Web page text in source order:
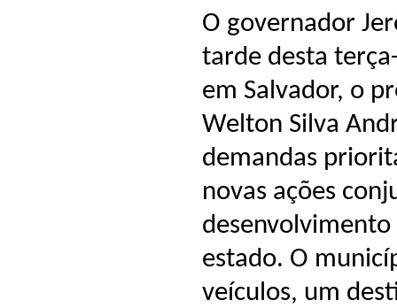
O governador
tarde desta
em Salvador, o
Welton Silva
demandas
novas ações
desenvolvimento
estado. O
veículos, um